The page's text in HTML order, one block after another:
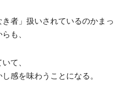
者」扱いされているのかまっ
も、
て、
感を味わうことになる。